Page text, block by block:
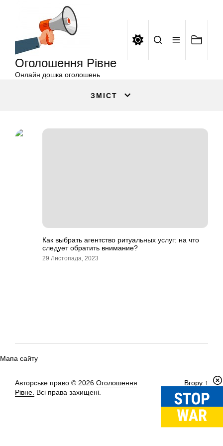
Оголошення Рівне
Онлайн дошка оголошень
ЗМІСТ
Как выбрать агентство ритуальных услуг: на что
следует обратить внимание?
29 Листопада, 2023
Мапа сайту
Авторське право © 2026 Оголошення
Рівне. Всі права захищені.
Вгору ↑